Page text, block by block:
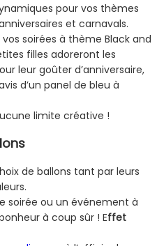
pour vos thèmes
et carnavals.
soirées à thème Black and
filles adoreront les
leur goûter d’anniversaire,
d’un panel de bleu à
limite créative !
de ballons tant par leurs
soirée ou un événement à
à coup sûr ! Effet